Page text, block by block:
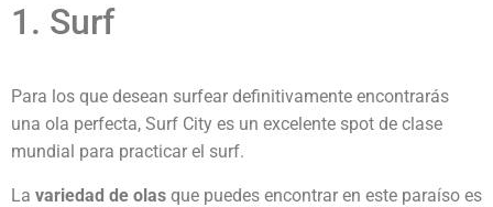
1. Surf
Para los que desean surfear definitivamente encontrarás
una ola perfecta, Surf City es un excelente spot de clase
mundial para practicar el surf.
La variedad de olas que puedes encontrar en este paraíso es